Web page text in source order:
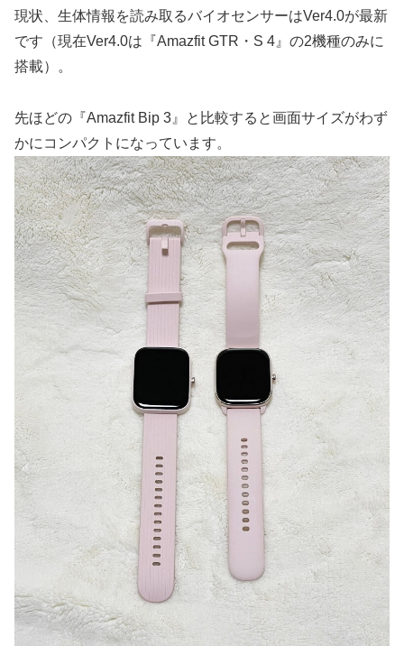
現状、生体情報を読み取るバイオセンサーはVer4.0が最新
です（現在Ver4.0は『Amazfit GTR・S 4』の2機種のみに
搭載）。
先ほどの『Amazfit Bip 3』と比較すると画面サイズがわず
かにコンパクトになっています。